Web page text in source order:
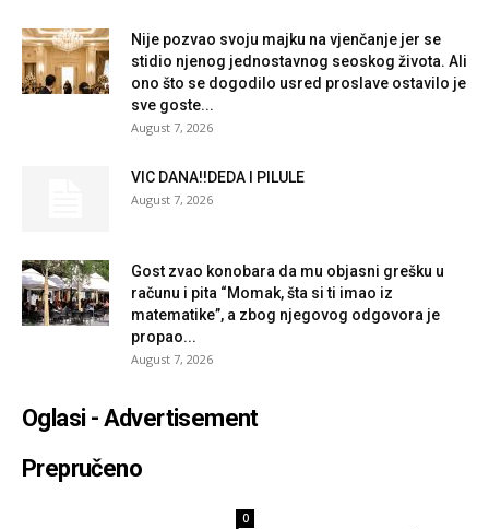
Nije pozvao svoju majku na vjenčanje jer se
stidio njenog jednostavnog seoskog života. Ali
ono što se dogodilo usred proslave ostavilo je
sve goste...
August 7, 2026
VIC DANA!!DEDA I PILULE
August 7, 2026
Gost zvao konobara da mu objasni grešku u
računu i pita “Momak, šta si ti imao iz
matematike”, a zbog njegovog odgovora je
propao...
August 7, 2026
Oglasi - Advertisement
Prepručeno
0